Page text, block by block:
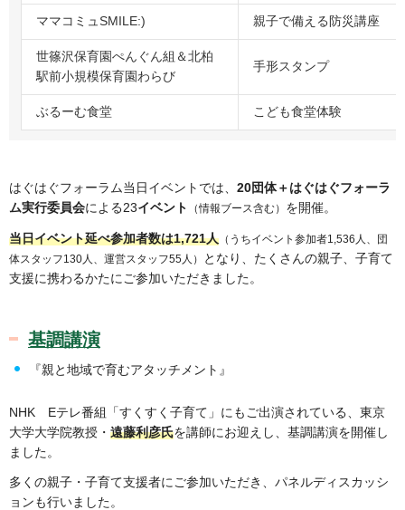
ママコミュSMILE:) 親子で備える防災講座
世篠沢保育園ぺんぐん組＆北柏
駅前小規模保育園わらび
手形スタンプ
ぶるーむ食堂 こども食堂体験
はぐはぐフォーラム当日イベントでは、 20団体＋はぐはぐフォーラ
ム実行委員会による23イベント （情報ブース含む） を開催。
当日イベント延べ参加者数は1,721人 （うちイベント参加者1,536人、団
体スタッフ130人、運営スタッフ55人）
となり、たくさんの親子、子育て
支援に携わるかたにご参加いただきました。
基調講演
『親と地域で育むアタッチメント』
NHK Eテレ番組「すくすく子育て」にもご出演されている、東京
大学大学院教授・ 遠藤利彦氏を講師にお迎えし、基調講演を開催し
ました。
多くの親子・子育て支援者にご参加いただき、パネルディスカッシ
ョンも行いました。